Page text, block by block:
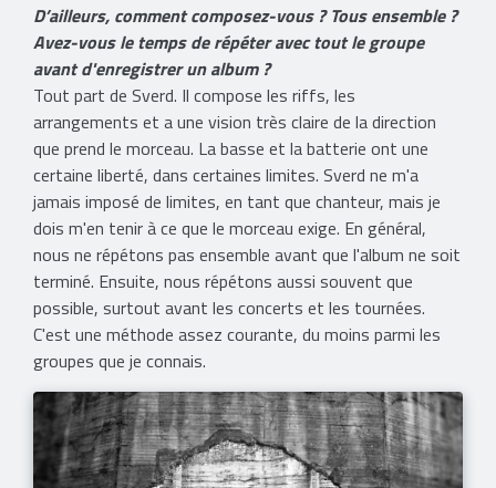
D’ailleurs, comment composez-vous ? Tous ensemble ?
Avez-vous le temps de répéter avec tout le groupe
avant d'enregistrer un album ?
Tout part de Sverd. Il compose les riffs, les
arrangements et a une vision très claire de la direction
que prend le morceau. La basse et la batterie ont une
certaine liberté, dans certaines limites. Sverd ne m'a
jamais imposé de limites, en tant que chanteur, mais je
dois m'en tenir à ce que le morceau exige. En général,
nous ne répétons pas ensemble avant que l'album ne soit
terminé. Ensuite, nous répétons aussi souvent que
possible, surtout avant les concerts et les tournées.
C'est une méthode assez courante, du moins parmi les
groupes que je connais.